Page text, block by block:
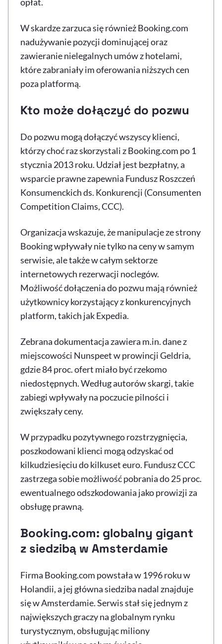
W skardze zarzuca się również Booking.com
nadużywanie pozycji dominującej oraz
zawieranie nielegalnych umów z hotelami,
które zabraniały im oferowania niższych cen
poza platformą.
Kto może dołączyć do pozwu
Do pozwu mogą dołączyć wszyscy klienci,
którzy choć raz skorzystali z Booking.com po 1
stycznia 2013 roku. Udział jest bezpłatny, a
wsparcie prawne zapewnia Fundusz Roszczeń
Konsumenckich ds. Konkurencji (Consumenten
Competition Claims, CCC).
Organizacja wskazuje, że manipulacje ze strony
Booking wpływały nie tylko na ceny w samym
serwisie, ale także w całym sektorze
internetowych rezerwacji noclegów.
Możliwość dołączenia do pozwu mają również
użytkownicy korzystający z konkurencyjnych
platform, takich jak Expedia.
Zebrana dokumentacja zawiera m.in. dane z
miejscowości Nunspeet w prowincji Geldria,
gdzie 84 proc. ofert miało być rzekomo
niedostępnych. Według autorów skargi, takie
zabiegi wpływały na poczucie pilności i
zwiększały ceny.
W przypadku pozytywnego rozstrzygnięcia,
poszkodowani klienci mogą odzyskać od
kilkudziesięciu do kilkuset euro. Fundusz CCC
zastrzega sobie możliwość pobrania do 25 proc.
ewentualnego odszkodowania jako prowizji za
obsługę prawną.
Booking.com: globalny gigant
z siedzibą w Amsterdamie
Firma Booking.com powstała w 1996 roku w
Holandii, a jej główna siedziba nadal znajduje
się w Amsterdamie. Serwis stał się jednym z
największych graczy na globalnym rynku
turystycznym, obsługując miliony